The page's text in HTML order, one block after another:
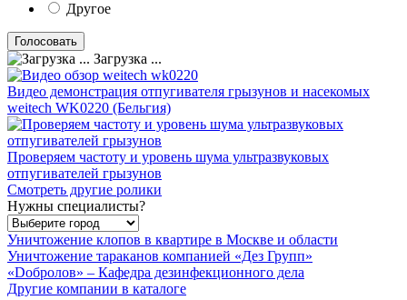
Другое
Загрузка ...
Видео демонстрация отпугивателя грызунов и насекомых
weitech WK0220 (Бельгия)
Проверяем частоту и уровень шума ультразвуковых
отпугивателей грызунов
Смотреть другие ролики
Нужны специалисты?
Уничтожение клопов в квартире в Москве и области
Уничтожение тараканов компанией «Дез Групп»
«Dобролов» – Кафедра дезинфекционного дела
Другие компании в каталоге